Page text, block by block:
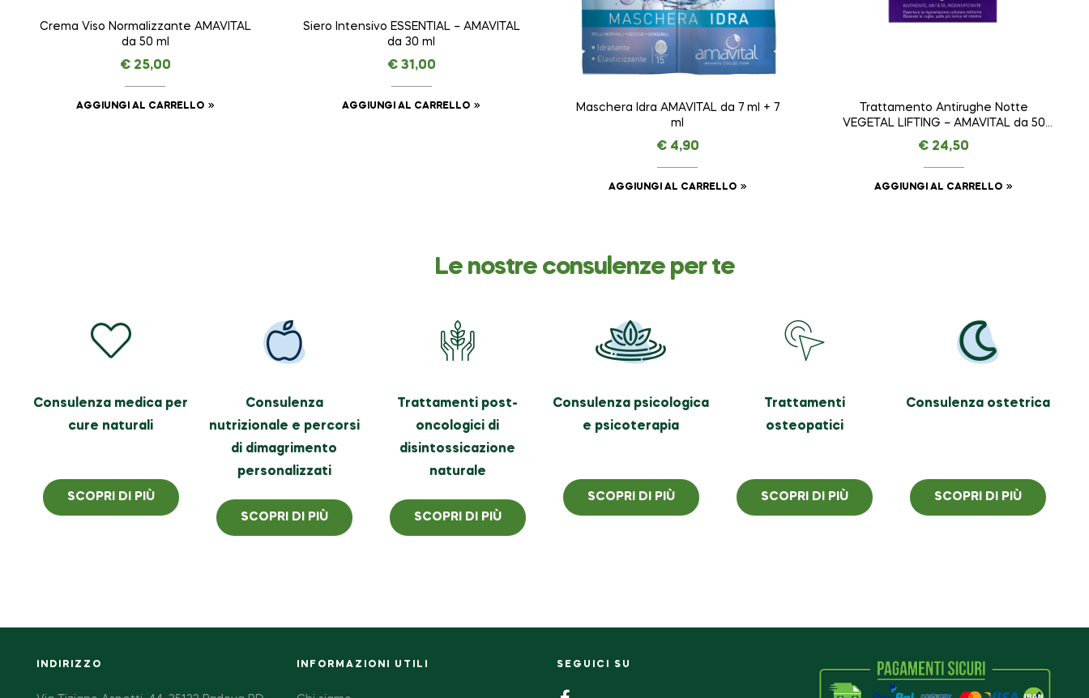
Crema Viso Normalizzante AMAVITAL
da 50 ml
€25,00
AGGIUNGI AL CARRELLO
Siero Intensivo ESSENTIAL – AMAVITAL
da 30 ml
€31,00
AGGIUNGI AL CARRELLO
Maschera Idra AMAVITAL da 7 ml + 7
ml
€4,90
AGGIUNGI AL CARRELLO
Trattamento Antirughe Notte
VEGETAL LIFTING – AMAVITAL da 50
ml
€ 24,50
AGGIUNGI AL CARRELLO
Le nostre consulenze per te
Consulenza medica per
cure naturali
SCOPRI DI PIÙ
Consulenza
nutrizionale e percorsi
di dimagrimento
personalizzati
SCOPRI DI PIÙ
Trattamenti post-
oncologici di
disintossicazione
naturale
SCOPRI DI PIÙ
Consulenza psicologica
e psicoterapia
SCOPRI DI PIÙ
Trattamenti
osteopatici
SCOPRI DI PIÙ
Consulenza ostetrica
SCOPRI DI PIÙ
INDIRIZZO INFORMAZIONI UTILI SEGUICI SU